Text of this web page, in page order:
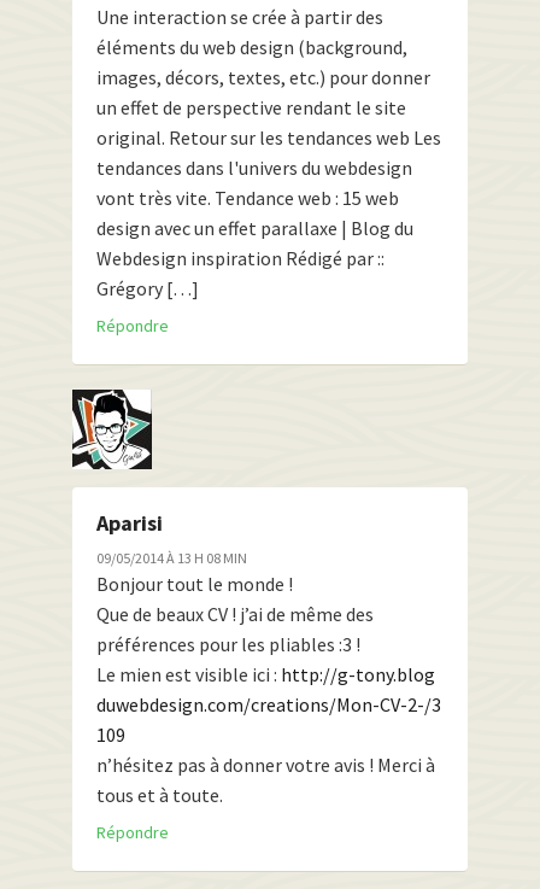
Une interaction se crée à partir des
éléments du web design (background,
images, décors, textes, etc.) pour donner
un effet de perspective rendant le site
original. Retour sur les tendances web Les
tendances dans l'univers du webdesign
vont très vite. Tendance web : 15 web
design avec un effet parallaxe | Blog du
Webdesign inspiration Rédigé par ::
Grégory […]
Répondre
Aparisi
09/05/2014 À 13 H 08 MIN
Bonjour tout le monde !
Que de beaux CV ! j’ai de même des
préférences pour les pliables :3 !
Le mien est visible ici : http://g-tony.blog
duwebdesign.com/creations/Mon-CV-2-/3
109
n’hésitez pas à donner votre avis ! Merci à
tous et à toute.
Répondre